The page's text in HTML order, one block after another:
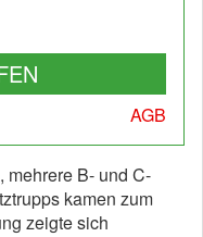
AGB
mehrere B- und C-
kamen zum
zeigte sich